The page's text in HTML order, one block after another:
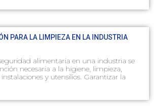
PARA LA LIMPIEZA EN LA INDUSTRIA
alimentaria en una industria se
necesaria a la higiene, limpieza,
y utensilios. Garantizar la